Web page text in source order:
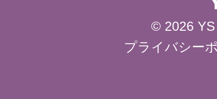
© 2026
プライバシー